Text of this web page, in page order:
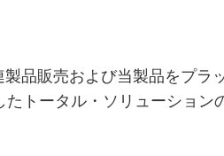
品販売および当製品をプラ
トータル・ソリューション